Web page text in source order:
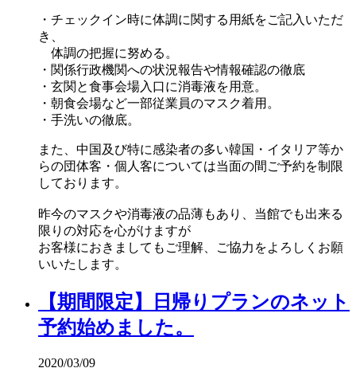
・チェックイン時に体調に関する用紙をご記入いただ
き、
体調の把握に努める。
・関係行政機関への状況報告や情報確認の徹底
・玄関と食事会場入口に消毒液を用意。
・朝食会場など一部従業員のマスク着用。
・手洗いの徹底。
また、中国及び特に感染者の多い韓国・イタリア等か
らの団体客・個人客については当面の間ご予約を制限
しております。
昨今のマスクや消毒液の品薄もあり、当館でも出来る
限りの対応を心がけますが
お客様におきましてもご理解、ご協力をよろしくお願
いいたします。
【期間限定】日帰りプランのネット
予約始めました。
2020/03/09